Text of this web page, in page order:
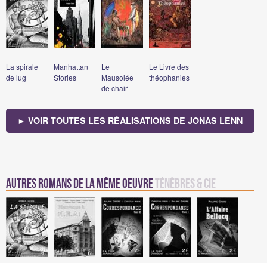
La spirale
de lug
Manhattan
Stories
Le
Mausolée
de chair
Le Livre des
théophanies
► VOIR TOUTES LES RÉALISATIONS DE JONAS LENN
Autres romans de la même oeuvreTénèbres & Cie